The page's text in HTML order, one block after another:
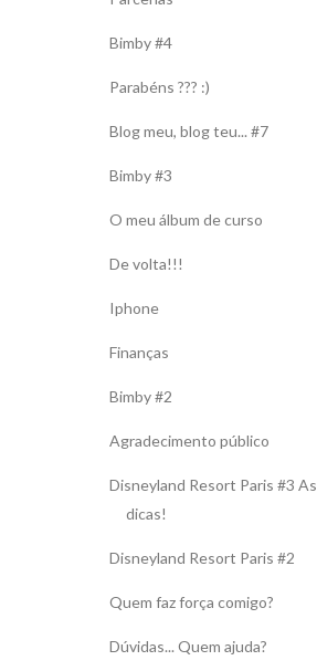
Bimby #4
Parabéns ??? :)
Blog meu, blog teu... #7
Bimby #3
O meu álbum de curso
De volta!!!
Iphone
Finanças
Bimby #2
Agradecimento público
Disneyland Resort Paris #3 As
dicas!
Disneyland Resort Paris #2
Quem faz força comigo?
Dúvidas... Quem ajuda?